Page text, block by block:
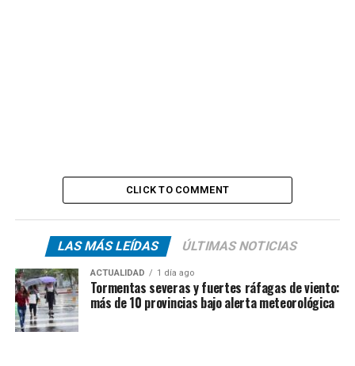
CLICK TO COMMENT
LAS MÁS LEÍDAS ÚLTIMAS NOTICIAS
ACTUALIDAD 1 día ago
Tormentas severas y fuertes ráfagas de viento:
más de 10 provincias bajo alerta meteorológica